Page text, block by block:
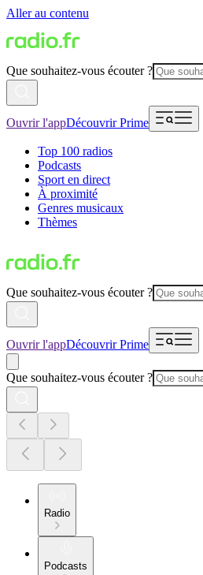
Aller au contenu
Que souhaitez-vous écouter ?
Ouvrir l'appDécouvrir Prime
Top 100 radios
Podcasts
Sport en direct
À proximité
Genres musicaux
Thèmes
Que souhaitez-vous écouter ?
Ouvrir l'appDécouvrir Prime
Que souhaitez-vous écouter ?
Radio
Podcasts